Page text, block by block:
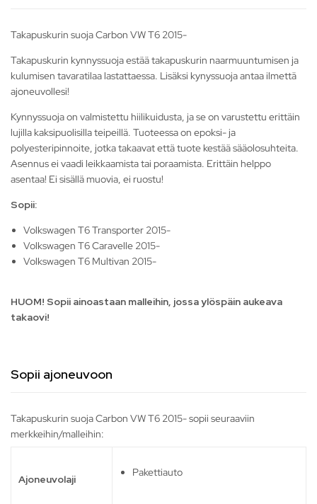
Takapuskurin suoja Carbon VW T6 2015-
Takapuskurin kynnyssuoja estää takapuskurin naarmuuntumisen ja
kulumisen tavaratilaa lastattaessa. Lisäksi kynyssuoja antaa ilmettä
ajoneuvollesi!
Kynnyssuoja on valmistettu hiilikuidusta, ja se on varustettu erittäin
lujilla kaksipuolisilla teipeillä. Tuoteessa on epoksi- ja
polyesteripinnoite, jotka takaavat että tuote kestää sääolosuhteita.
Asennus ei vaadi leikkaamista tai poraamista. Erittäin helppo
asentaa! Ei sisällä muovia, ei ruostu!
Sopii:
Volkswagen T6 Transporter 2015-
Volkswagen T6 Caravelle 2015-
Volkswagen T6 Multivan 2015-
HUOM! Sopii ainoastaan malleihin, jossa ylöspäin aukeava
takaovi!
Sopii ajoneuvoon
Takapuskurin suoja Carbon VW T6 2015- sopii seuraaviin
merkkeihin/malleihin:
Ajoneuvolaji
Pakettiauto